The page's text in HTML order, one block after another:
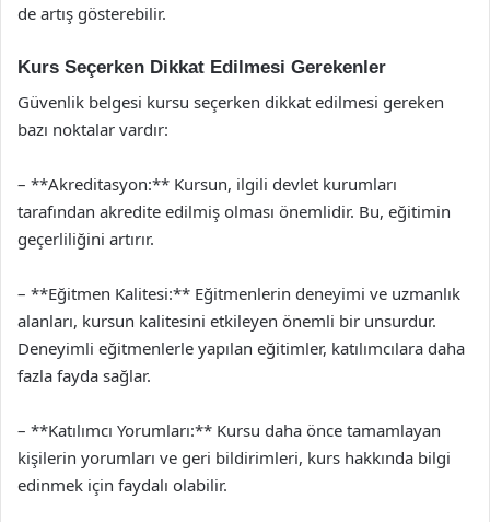
de artış gösterebilir.
Kurs Seçerken Dikkat Edilmesi Gerekenler
Güvenlik belgesi kursu seçerken dikkat edilmesi gereken
bazı noktalar vardır:
– **Akreditasyon:** Kursun, ilgili devlet kurumları
tarafından akredite edilmiş olması önemlidir. Bu, eğitimin
geçerliliğini artırır.
– **Eğitmen Kalitesi:** Eğitmenlerin deneyimi ve uzmanlık
alanları, kursun kalitesini etkileyen önemli bir unsurdur.
Deneyimli eğitmenlerle yapılan eğitimler, katılımcılara daha
fazla fayda sağlar.
– **Katılımcı Yorumları:** Kursu daha önce tamamlayan
kişilerin yorumları ve geri bildirimleri, kurs hakkında bilgi
edinmek için faydalı olabilir.